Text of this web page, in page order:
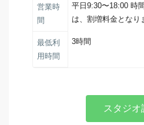
営業時
間
平日9:30〜18:00 時
は、割増料金となり
最低利
用時間
3時間
スタジオ